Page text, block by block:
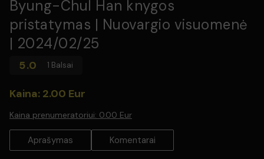
Byung-Chul Han knygos
pristatymas | Nuovargio visuomenė
| 2024/02/25
5.0 1 Balsai
Kaina: 2.00 Eur
Kaina prenumeratoriui: 0.00 Eur
Aprašymas Komentarai